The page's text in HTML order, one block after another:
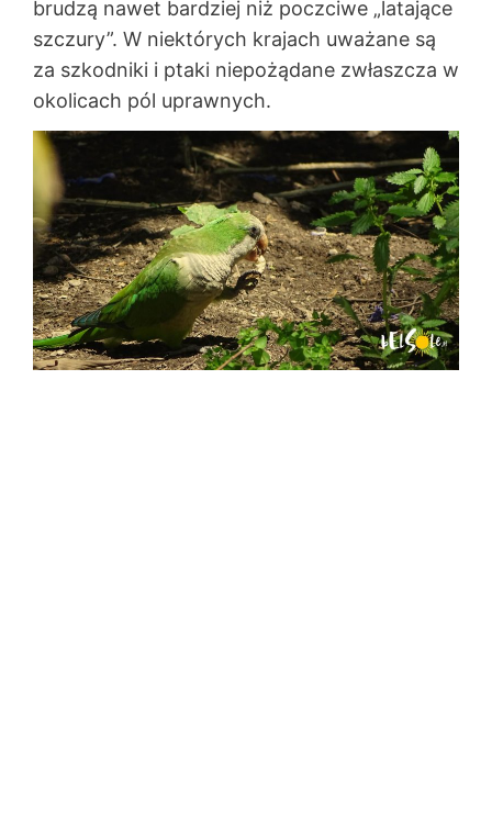
brudzą nawet bardziej niż poczciwe „latające
szczury”. W niektórych krajach uważane są
za szkodniki i ptaki niepożądane zwłaszcza w
okolicach pól uprawnych.